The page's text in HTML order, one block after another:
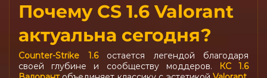
Почему CS 1.6 Valorant
актуальна сегодня?
Counter-Strike 1.6остается легендой благодаря
своей глубине и сообществу моддеров.
КС 1.6